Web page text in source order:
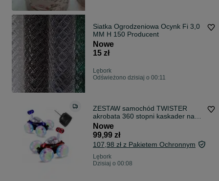
Siatka Ogrodzeniowa Ocynk Fi 3,0
MM H 150 Producent
Nowe
15 zł
Lębork
Odświeżono dzisiaj o 00:11
ZESTAW samochód TWISTER
akrobata 360 stopni kaskader na
pilota auto
Nowe
99,99 zł
107,98 zł z Pakietem Ochronnym
Lębork
Dzisiaj o 00:08